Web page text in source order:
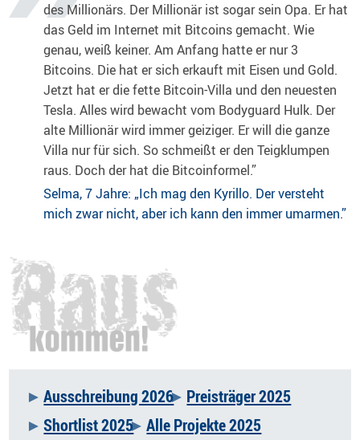
des Millionärs. Der Millionär ist sogar sein Opa. Er hat
das Geld im Internet mit Bitcoins gemacht. Wie
genau, weiß keiner. Am Anfang hatte er nur 3
Bitcoins. Die hat er sich erkauft mit Eisen und Gold.
Jetzt hat er die fette Bitcoin-Villa und den neuesten
Tesla. Alles wird bewacht vom Bodyguard Hulk. Der
alte Millionär wird immer geiziger. Er will die ganze
Villa nur für sich. So schmeißt er den Teigklumpen
raus. Doch der hat die Bitcoinformel.”
Selma, 7 Jahre: „Ich mag den Kyrillo. Der versteht
mich zwar nicht, aber ich kann den immer umarmen.”
Navigation
Ausschreibung 2026
Preisträger 2025
Shortlist 2025 Alle Projekte 2025